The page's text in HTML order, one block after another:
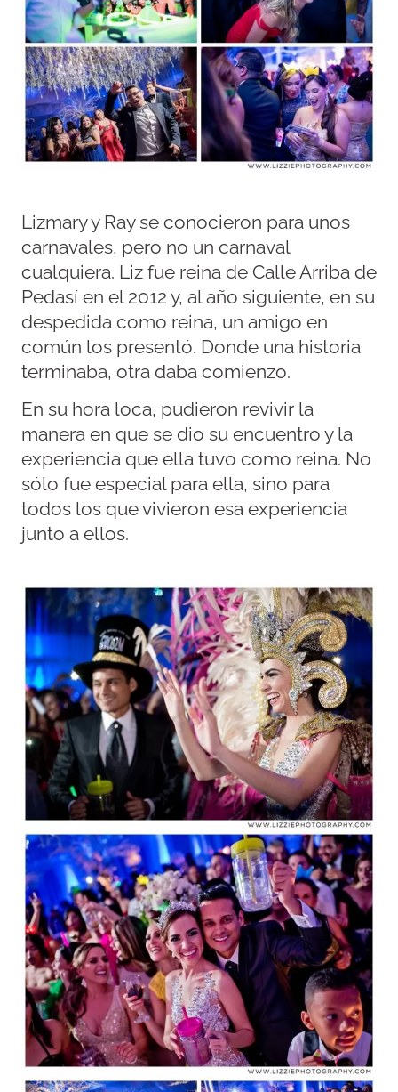
Lizmary y Ray se conocieron para unos
carnavales, pero no un carnaval
cualquiera. Liz fue reina de Calle Arriba de
Pedasí en el 2012 y, al año siguiente, en su
despedida como reina, un amigo en
común los presentó. Donde una historia
terminaba, otra daba comienzo.
En su hora loca, pudieron revivir la
manera en que se dio su encuentro y la
experiencia que ella tuvo como reina. No
sólo fue especial para ella, sino para
todos los que vivieron esa experiencia
junto a ellos.